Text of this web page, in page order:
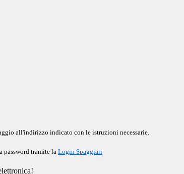
all'indirizzo indicato con le istruzioni necessarie.
password tramite la Login Spaggiari